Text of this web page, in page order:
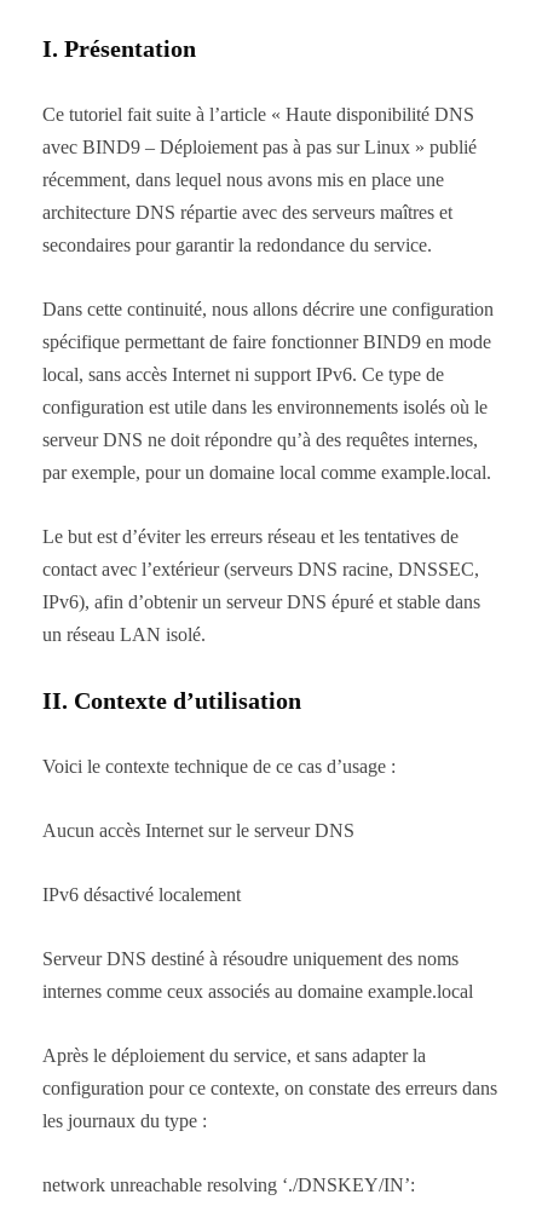
I. Présentation
Ce tutoriel fait suite à l’article « Haute disponibilité DNS
avec BIND9 – Déploiement pas à pas sur Linux » publié
récemment, dans lequel nous avons mis en place une
architecture DNS répartie avec des serveurs maîtres et
secondaires pour garantir la redondance du service.
Dans cette continuité, nous allons décrire une configuration
spécifique permettant de faire fonctionner BIND9 en mode
local, sans accès Internet ni support IPv6. Ce type de
configuration est utile dans les environnements isolés où le
serveur DNS ne doit répondre qu’à des requêtes internes,
par exemple, pour un domaine local comme example.local.
Le but est d’éviter les erreurs réseau et les tentatives de
contact avec l’extérieur (serveurs DNS racine, DNSSEC,
IPv6), afin d’obtenir un serveur DNS épuré et stable dans
un réseau LAN isolé.
II. Contexte d’utilisation
Voici le contexte technique de ce cas d’usage :
Aucun accès Internet sur le serveur DNS
IPv6 désactivé localement
Serveur DNS destiné à résoudre uniquement des noms
internes comme ceux associés au domaine example.local
Après le déploiement du service, et sans adapter la
configuration pour ce contexte, on constate des erreurs dans
les journaux du type :
network unreachable resolving ‘./DNSKEY/IN’: